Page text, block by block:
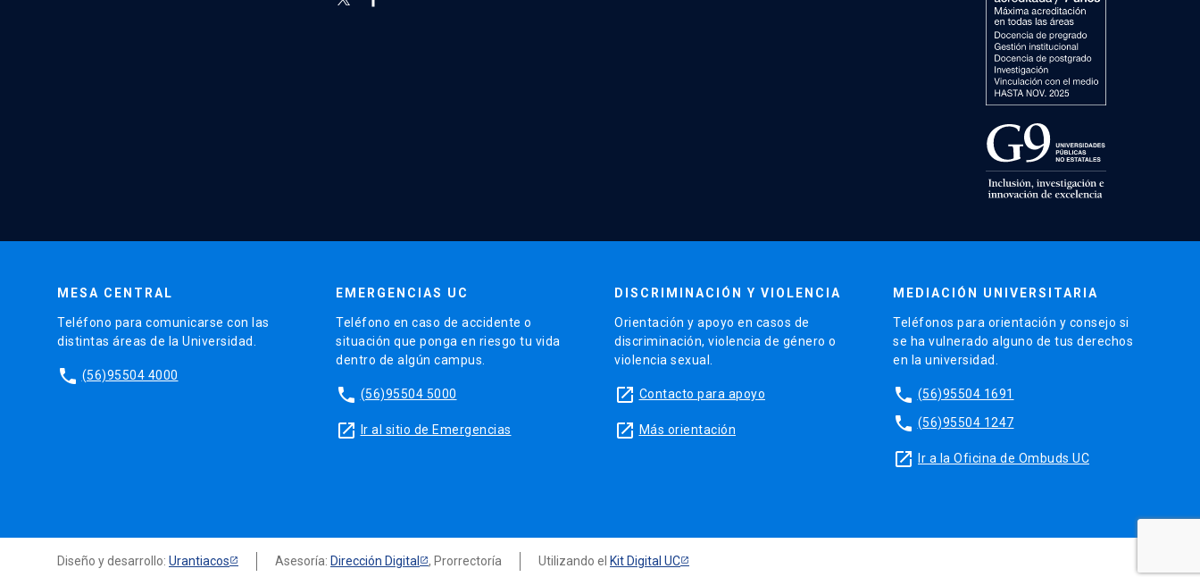
MESA CENTRAL
Teléfono para comunicarse con las
distintas áreas de la Universidad.
phone (56)95504 4000
EMERGENCIAS UC
Teléfono en caso de accidente o
situación que ponga en riesgo tu vida
dentro de algún campus.
phone (56)95504 5000
launch Ir al sitio de Emergencias
DISCRIMINACIÓN Y VIOLENCIA
Orientación y apoyo en casos de
discriminación, violencia de género o
violencia sexual.
launch Contacto para apoyo
launch Más orientación
MEDIACIÓN UNIVERSITARIA
Teléfonos para orientación y consejo si
se ha vulnerado alguno de tus derechos
en la universidad.
phone (56)95504 1691
phone (56)95504 1247
launch Ir a la Oficina de Ombuds UC
Diseño y desarrollo: Urantiacos Asesoría: Dirección Digital , Prorrectoría Utilizando el Kit Digital UC